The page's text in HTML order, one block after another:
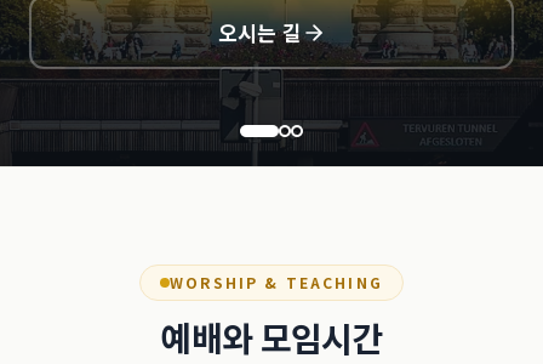
오시는 길
WORSHIP & TEACHING
예배와 모임시간